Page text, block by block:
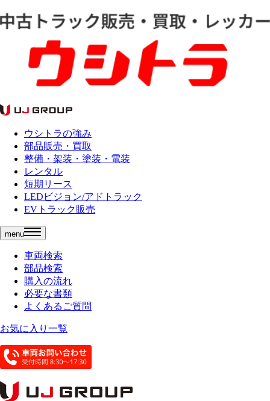
ウシトラの強み
部品販売・買取
整備・架装・塗装・電装
レンタル
短期リース
LEDビジョン/アドトラック
EVトラック販売
menu
車両検索
部品検索
購入の流れ
必要な書類
よくあるご質問
お気に入り一覧